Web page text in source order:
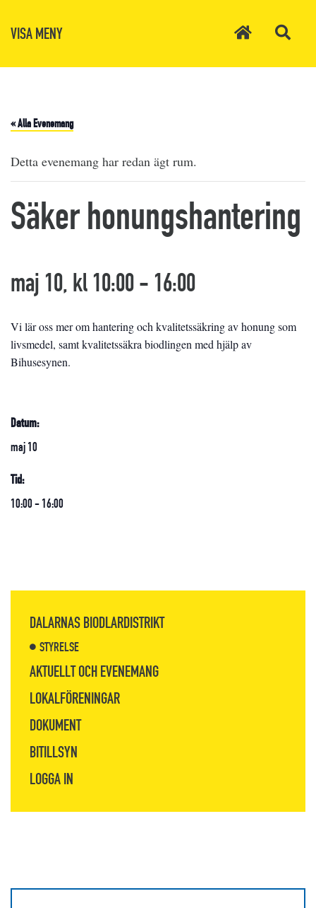
VISA MENY
« Alla Evenemang
Detta evenemang har redan ägt rum.
Säker honungshantering
maj 10, kl 10:00- 16:00
Vi lär oss mer om hantering och kvalitetssäkring av honung som
livsmedel, samt kvalitetssäkra biodlingen med hjälp av
Bihusesynen.
Datum:
maj 10
Tid:
10:00 - 16:00
DALARNAS BIODLARDISTRIKT
STYRELSE
AKTUELLT OCH EVENEMANG
LOKALFÖRENINGAR
DOKUMENT
BITILLSYN
LOGGA IN